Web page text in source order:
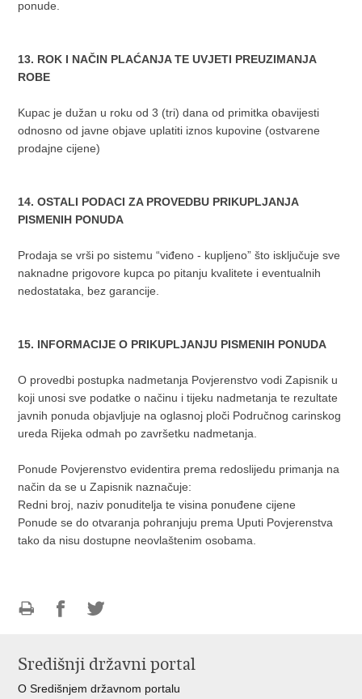
ponude.
13. ROK I NAČIN PLAĆANJA TE UVJETI PREUZIMANJA
ROBE
Kupac je dužan u roku od 3 (tri) dana od primitka obavijesti
odnosno od javne objave uplatiti iznos kupovine (ostvarene
prodajne cijene)
14. OSTALI PODACI ZA PROVEDBU PRIKUPLJANJA
PISMENIH PONUDA
Prodaja se vrši po sistemu “viđeno - kupljeno” što isključuje sve
naknadne prigovore kupca po pitanju kvalitete i eventualnih
nedostataka, bez garancije.
15. INFORMACIJE O PRIKUPLJANJU PISMENIH PONUDA
O provedbi postupka nadmetanja Povjerenstvo vodi Zapisnik u
koji unosi sve podatke o načinu i tijeku nadmetanja te rezultate
javnih ponuda objavljuje na oglasnoj ploči Područnog carinskog
ureda Rijeka odmah po završetku nadmetanja.
Ponude Povjerenstvo evidentira prema redoslijedu primanja na
način da se u Zapisnik naznačuje:
Redni broj, naziv ponuditelja te visina ponuđene cijene
Ponude se do otvaranja pohranjuju prema Uputi Povjerenstva
tako da nisu dostupne neovlaštenim osobama.
FacebookuTwitteru
Središnji državni portal
O Središnjem državnom portalu